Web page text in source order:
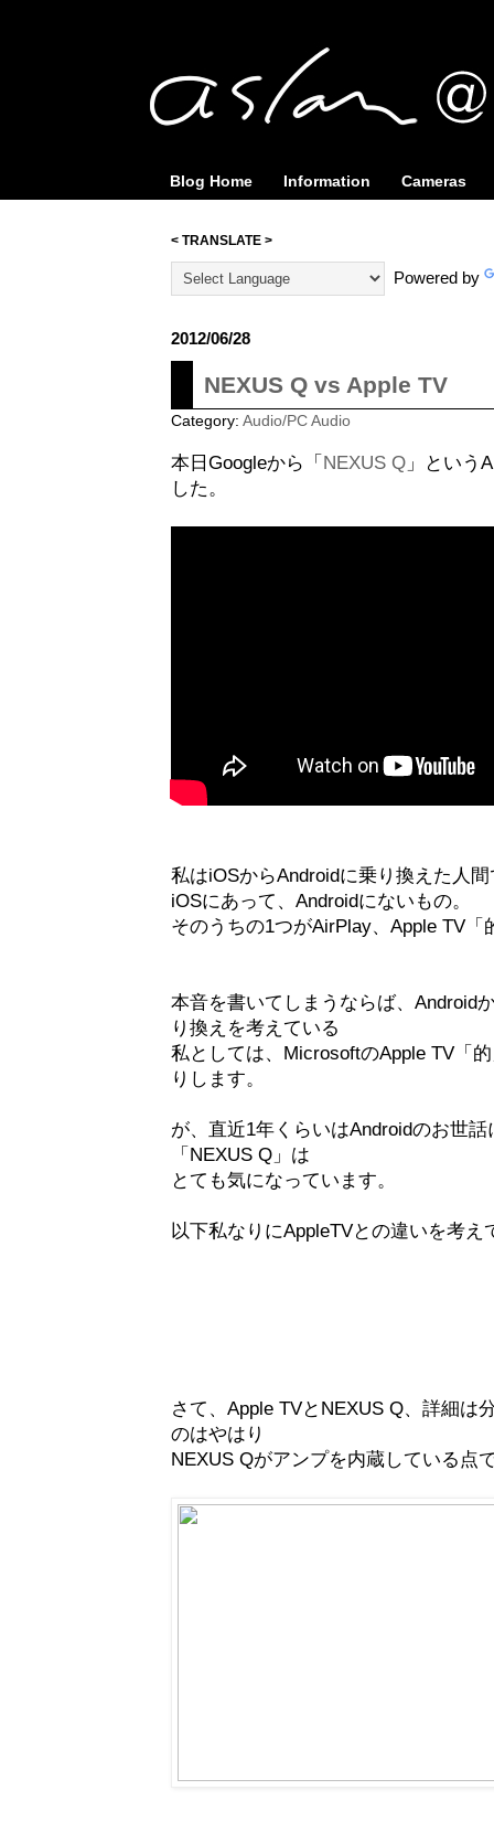
Blog Home Information Cameras
< TRANSLATE >
Powered by
2012/06/28
NEXUS Q vs Apple TV
Category: Audio/PC Audio
本日Googleから「 NEXUS Q 」という
した。
私はiOSからAndroidに乗り換えた人
iOSにあって、Androidにないもの。
そのうちの1つがAirPlay、Apple TV「
本音を書いてしまうならば、Android
り換えを考えている
私としては、 MicrosoftのApple TV「
りします。
が、直近1年くらいはAndroidのお世
「NEXUS Q」は
とても気になっています。
以下私なりにAppleTVとの違いを考え
さて、Apple TVとNEXUS Q、詳細は
のはやはり
NEXUS Qがアンプを内蔵している点